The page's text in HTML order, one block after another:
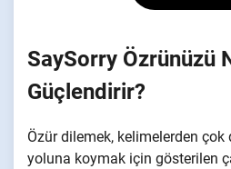
SaySorry Özrünüzü
Güçlendirir?
Özür dilemek, kelimelerden çok
yoluna koymak için gösterilen